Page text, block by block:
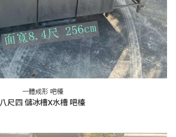
一體成形 吧檯
八尺四 儲冰槽X水槽 吧檯